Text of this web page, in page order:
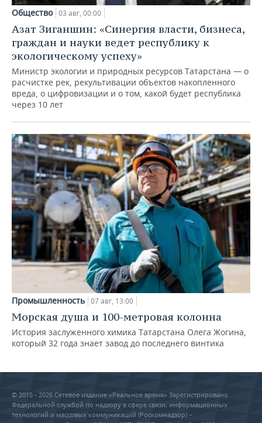
Общество 03 авг, 00:00
Азат Зиганшин: «Синергия власти, бизнеса,
граждан и науки ведет республику к
экологическому успеху»
Министр экологии и природных ресурсов Татарстана — о
расчистке рек, рекультивации объектов накопленного
вреда, о цифровизации и о том, какой будет республика
через 10 лет
Промышленность 07 авг, 13:00
Морская душа и 100-метровая колонна
История заслуженного химика Татарстана Олега Жогина,
который 32 года знает завод до последнего винтика
© 2015 - 2026 Сетевое издание «Реальное время» Зарегистрировано
Федеральной службой по надзору в сфере связи, информационных
технологий и массовых коммуникаций (Роскомнадзор) –